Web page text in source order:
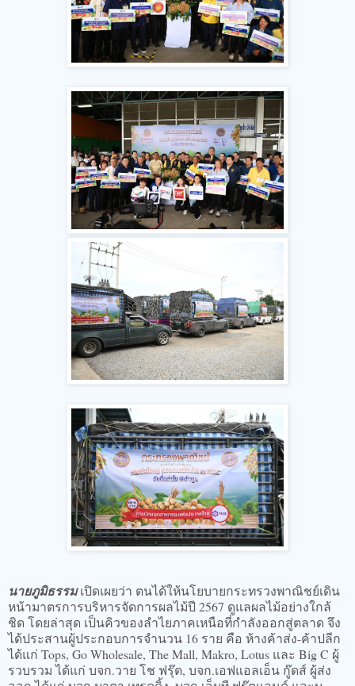
นายภูมิธรรมเปิดเผยว่า ตนได้ให้นโยบายกระทรวงพาณิชย์เดิน
หน้ามาตรการบริหารจัดการผลไม้ปี 2567 ดูแลผลไม้อย่างใกล้
ชิด โดยล่าสุด เป็นคิวของลำไยภาคเหนือที่กำลังออกสู่ตลาด จึง
ได้ประสานผู้ประกอบการจำนวน 16 ราย คือ ห้างค้าส่ง-ค้าปลีก
ได้แก่ Tops, Go Wholesale, The Mall, Makro, Lotus และ Big C ผู้
รวบรวม ได้แก่ บจก.วาย โช ฟรุ๊ต, บจก.เอฟแอลเอ็น กู๊ดส์ ผู้ส่ง